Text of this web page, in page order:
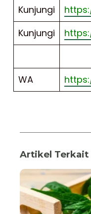
Kunjungi
Kunjungi
WA
Artikel Terkait